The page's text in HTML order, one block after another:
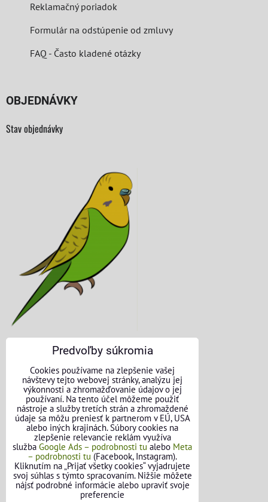
Reklamačný poriadok
Formulár na odstúpenie od zmluvy
FAQ - Často kladené otázky
OBJEDNÁVKY
Stav objednávky
KONTAKTNÉ ÚDAJE
O nás
Kontakt
Požičovňa náradia
Názory našich zákazníkov
Mapa stránok
Predvoľby súkromia
Cookies používame na zlepšenie vašej
návštevy tejto webovej stránky, analýzu jej
výkonnosti a zhromažďovanie údajov o jej
používaní. Na tento účel môžeme použiť
nástroje a služby tretích strán a zhromaždené
údaje sa môžu preniesť k partnerom v EÚ, USA
alebo iných krajinách. Súbory cookies na
zlepšenie relevancie reklám využíva
služba Google Ads – podrobnosti tu alebo Meta
– podrobnosti tu (Facebook, Instagram).
Kliknutím na „Prijať všetky cookies“ vyjadrujete
svoj súhlas s týmto spracovaním. Nižšie môžete
nájsť podrobné informácie alebo upraviť svoje
preferencie